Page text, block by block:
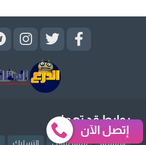
روابط قد تهمك
الرئيسية ترميم منازل التسليك
إتصل الآن